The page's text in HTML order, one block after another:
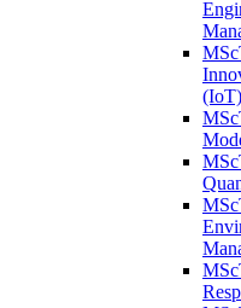
(IoT)